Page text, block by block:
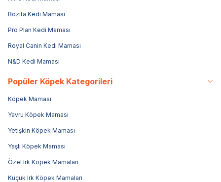
Bozita Kedi Maması
Pro Plan Kedi Maması
Royal Canin Kedi Maması
N&D Kedi Maması
Popüler Köpek Kategorileri
Köpek Maması
Yavru Köpek Maması
Yetişkin Köpek Maması
Yaşlı Köpek Maması
Özel Irk Köpek Mamaları
Küçük Irk Köpek Mamaları